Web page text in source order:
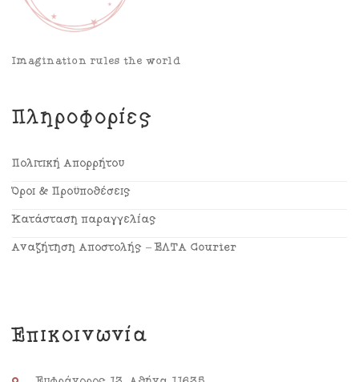
Imagination rules the world
Πληροφορίες
Πολιτική Απορρήτου
Όροι & Προϋποθέσεις
Κατάσταση παραγγελίας
Αναζήτηση Αποστολής – ΕΛΤΑ Courier
Επικοινωνία